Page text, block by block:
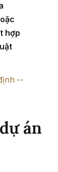
hợp
án